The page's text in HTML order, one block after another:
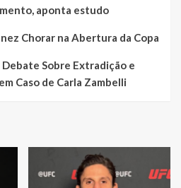
aponta estudo
Chorar na Abertura da Copa
Sobre Extradição e
Caso de Carla Zambelli